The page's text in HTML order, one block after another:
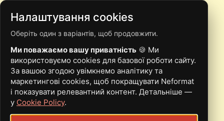
RITUAL SERVICE
ВИПУСТИВ ДЕБЮТНУ
ДЕМКУ
Налаштування cookies
Оберіть один з варіантів, щоб продовжити.
Ми поважаємо вашу приватність 🍪 Ми
використовуємо cookies для базової роботи сайту.
За вашою згодою увімкнемо аналітику та
маркетингові cookies, щоб покращувати Neformat
і показувати релевантний контент. Детальніше —
у Cookie Policy.